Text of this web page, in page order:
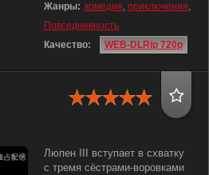
Жанры: комедия, приключения,
Повседневность
Качество:
WEB-DLRip 720p
Люпен III вступает в схватку
с тремя сёстрами-воровками